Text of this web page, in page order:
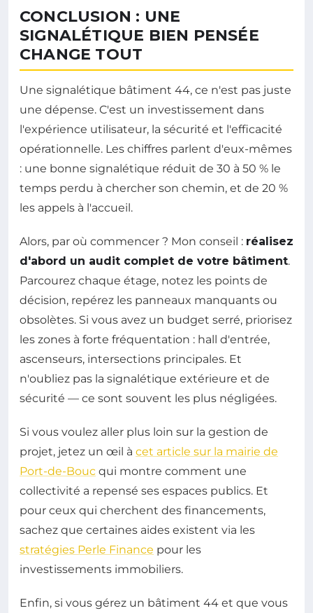
CONCLUSION : UNE
SIGNALÉTIQUE BIEN PENSÉE
CHANGE TOUT
Une signalétique bâtiment 44, ce n'est pas juste
une dépense. C'est un investissement dans
l'expérience utilisateur, la sécurité et l'efficacité
opérationnelle. Les chiffres parlent d'eux-mêmes
: une bonne signalétique réduit de 30 à 50 % le
temps perdu à chercher son chemin, et de 20 %
les appels à l'accueil.
Alors, par où commencer ? Mon conseil : réalisez
d'abord un audit complet de votre bâtiment.
Parcourez chaque étage, notez les points de
décision, repérez les panneaux manquants ou
obsolètes. Si vous avez un budget serré, priorisez
les zones à forte fréquentation : hall d'entrée,
ascenseurs, intersections principales. Et
n'oubliez pas la signalétique extérieure et de
sécurité — ce sont souvent les plus négligées.
Si vous voulez aller plus loin sur la gestion de
projet, jetez un œil à cet article sur la mairie de
Port-de-Bouc qui montre comment une
collectivité a repensé ses espaces publics. Et
pour ceux qui cherchent des financements,
sachez que certaines aides existent via les
stratégies Perle Finance pour les
investissements immobiliers.
Enfin, si vous gérez un bâtiment 44 et que vous